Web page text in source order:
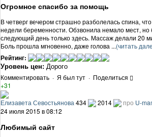
Огромное спасибо за помощь
В четверг вечером страшно разболелась спина,
недели беременности. Обзвонила немало мест,
следующий день только здесь. Массаж делали 20
Боль прошла мгновенно, даже голова ...(читать
Рейтинг:
Уровень цен: Дорого
Комментировать · Я был тут · Поделиться
+31
Елизавета Севостьянова 434 2014 про U-
24 июля 2015 в 08:12
Любимый сайт